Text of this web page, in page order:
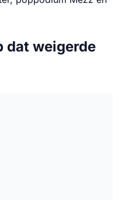
dat weigerde